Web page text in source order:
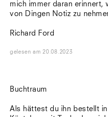
mich immer daran erinnert,
von Dingen Notiz zu
Richard Ford
gelesen am20.08.2023
Buchtraum
Als hättest du ihn bestellt